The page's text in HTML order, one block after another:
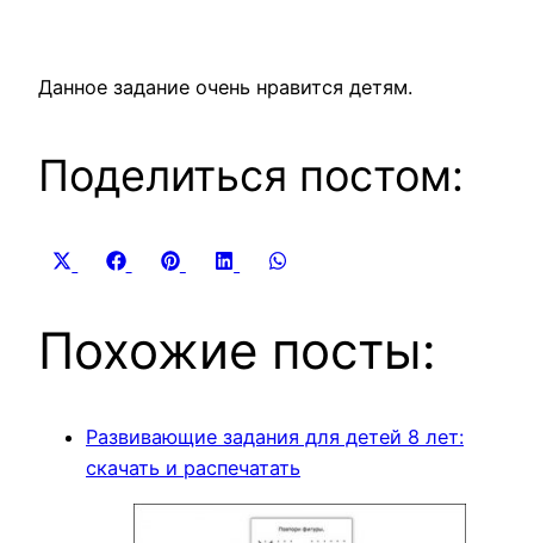
Данное задание очень нравится детям.
Поделиться постом:
Share
Share
Facebook
Share
PinterestShare
LinkedIn
Похожие посты:
Развивающие задания для детей 8 лет:
скачать и распечатать